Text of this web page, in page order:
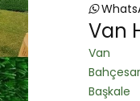
Van
Van
Başkale